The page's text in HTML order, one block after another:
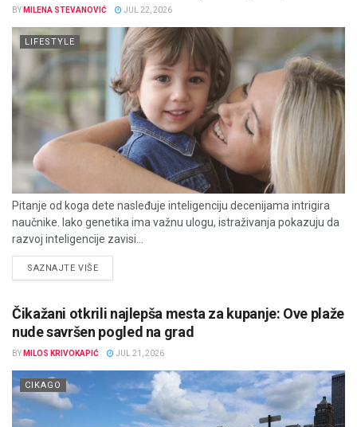
BY MILENA STEVANOVIĆ JUL 22, 2026
LIFESTYLE
Pitanje od koga dete nasleđuje inteligenciju decenijama intrigira
naučnike. Iako genetika ima važnu ulogu, istraživanja pokazuju da
razvoj inteligencije zavisi...
SAZNAJTE VIŠEDETAILS
Čikažani otkrili najlepša mesta za kupanje: Ove plaže
nude savršen pogled na grad
BY MILOS KRIVOKAPIĆ JUL 21, 2026
CIKAGO